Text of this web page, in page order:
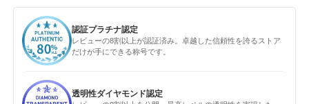
認証プラチナ認定
レビューの8割以上が認証済み。卓越した信頼性を誇るストア
だけが手にできる称号です。
透明性ダイヤモンド認定